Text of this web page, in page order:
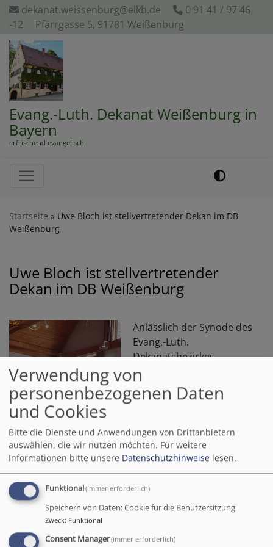
Direkt
zum
dekanat.weissenburg@elkb.de
0 91 41 / 97 46
-12
Pfarrgasse 5, 91781 Weißenburg
Evang.-Luth. Dekanat Weißenburg in
Bayern
erfrischend evangelisch
Hauptnavigation
Startseite
Uwe Bloch ist stellvertretender Dekan im DB
Weißenburg
Uwe Bloch ist stellvertretender
Dekan im DB Weißenburg
IGW
Anlässlich der Synode des
Evang.-Luth.
Dekanatsbezirkes
Weißenburg führte
Dekanin Ingrid Gottwald-
Weber Pfarrer Uwe M.
als stellvertretenden
Dekan im Dekanatsbezirk
Weißenburg ein.
Nach Vorschlag der Dekanin
Pfarrkapitels wurde Pfarrer
Dekanatsausschuss in dieses Amt für 6 Jahre gewählt.
Verwendung von
personenbezogenen Daten
und Cookies
Bitte die Dienste und Anwendungen von Drittanbietern
auswählen, die wir nutzen möchten. Für weitere
Informationen bitte unsere Datenschutzhinweise lesen.
Funktional(immer erforderlich)
Speichern von Daten: Cookie für die Benutzersitzung
Zweck: Funktional
Consent Manager(immer erforderlich)